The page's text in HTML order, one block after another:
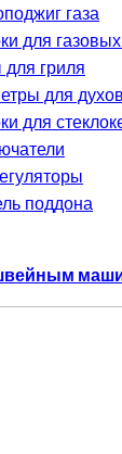
газа
для
гриля
для
для
поддона